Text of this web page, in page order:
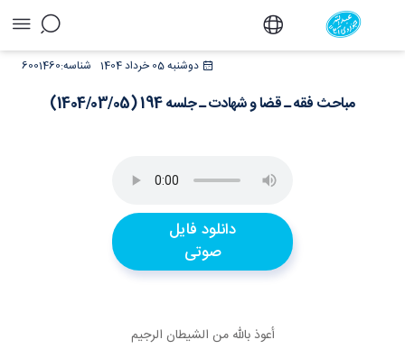
مباحث فقه ـ قضا و شهادت ـ جلسه 194 دوشنبه 05 خرداد 1404 6001460شناسه:
مباحث فقه ـ قضا و شهادت ـ جلسه 194 (1404/03/05)
دانلود فایل
صوتی
أعوذ بالله من الشيطان الرجيم